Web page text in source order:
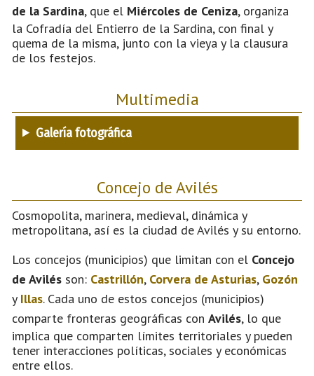
de la Sardina, que el Miércoles de Ceniza, organiza
la Cofradía del Entierro de la Sardina, con final y
quema de la misma, junto con la vieya y la clausura
de los festejos.
Multimedia
Galería fotográfica
Concejo de Avilés
Cosmopolita, marinera, medieval, dinámica y
metropolitana, así es la ciudad de Avilés y su entorno.
Los concejos (municipios) que limitan con el Concejo
de Avilés son: Castrillón, Corvera de Asturias, Gozón
y Illas. Cada uno de estos concejos (municipios)
comparte fronteras geográficas con Avilés, lo que
implica que comparten límites territoriales y pueden
tener interacciones políticas, sociales y económicas
entre ellos.